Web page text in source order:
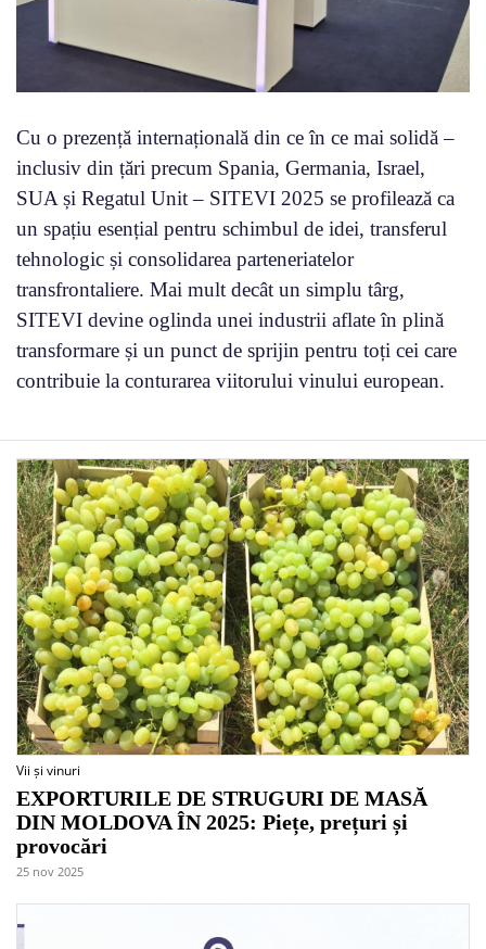
Cu o prezență internațională din ce în ce mai solidă –
inclusiv din țări precum Spania, Germania, Israel,
SUA și Regatul Unit – SITEVI 2025 se profilează ca
un spațiu esențial pentru schimbul de idei, transferul
tehnologic și consolidarea parteneriatelor
transfrontaliere. Mai mult decât un simplu târg,
SITEVI devine oglinda unei industrii aflate în plină
transformare și un punct de sprijin pentru toți cei care
contribuie la conturarea viitorului vinului european.
Vii și vinuri
EXPORTURILE DE STRUGURI DE MASĂ
DIN MOLDOVA ÎN 2025: Piețe, prețuri și
provocări
25 nov 2025